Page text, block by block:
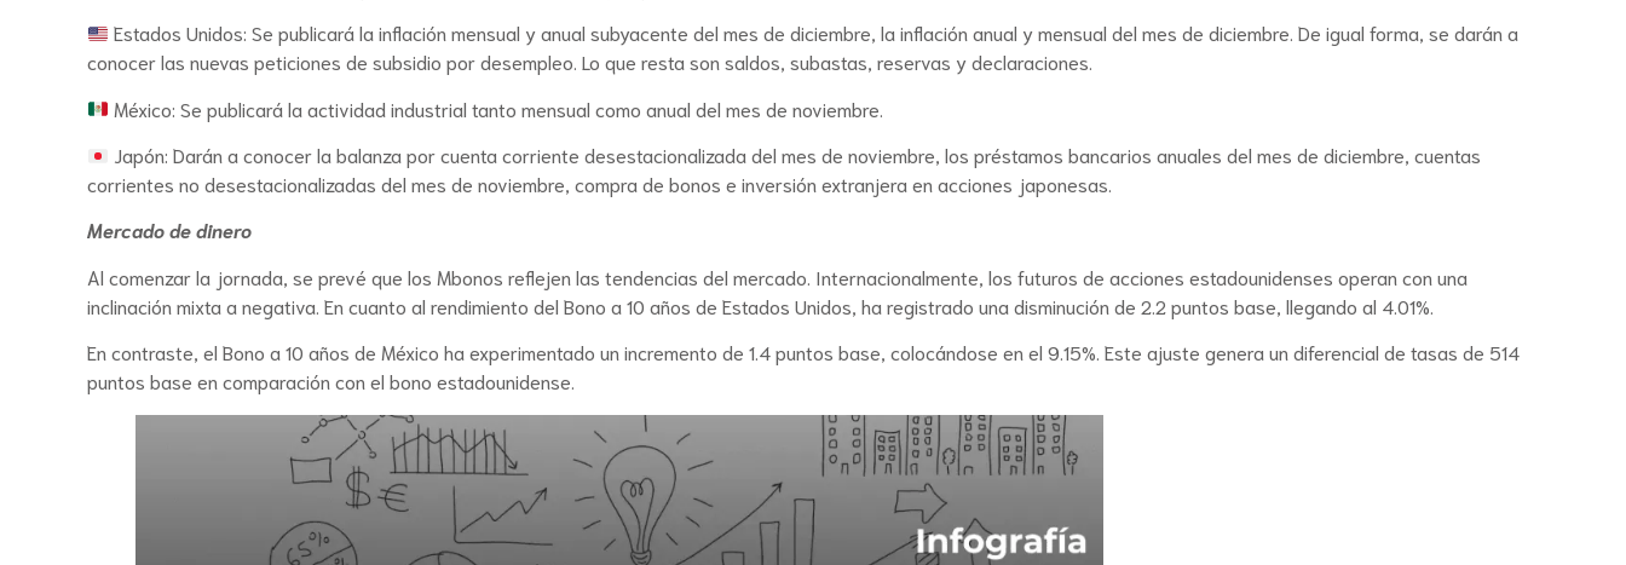
Estados Unidos: Se publicará la inflación mensual y anual subyacente del mes de diciembre, la inflación anual y mensual del mes de diciembre. De igual forma, se darán a
conocer las nuevas peticiones de subsidio por desempleo. Lo que resta son saldos, subastas, reservas y declaraciones.
México: Se publicará la actividad industrial tanto mensual como anual del mes de noviembre.
Japón: Darán a conocer la balanza por cuenta corriente desestacionalizada del mes de noviembre, los préstamos bancarios anuales del mes de diciembre, cuentas
corrientes no desestacionalizadas del mes de noviembre, compra de bonos e inversión extranjera en acciones japonesas.
Mercado de dinero
Al comenzar la jornada, se prevé que los Mbonos reflejen las tendencias del mercado. Internacionalmente, los futuros de acciones estadounidenses operan con una
inclinación mixta a negativa. En cuanto al rendimiento del Bono a 10 años de Estados Unidos, ha registrado una disminución de 2.2 puntos base, llegando al 4.01%.
En contraste, el Bono a 10 años de México ha experimentado un incremento de 1.4 puntos base, colocándose en el 9.15%. Este ajuste genera un diferencial de tasas de 514
puntos base en comparación con el bono estadounidense.